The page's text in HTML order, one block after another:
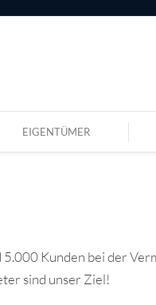
EIGENTÜMER
5.000 Kunden bei der
sind unser Ziel!